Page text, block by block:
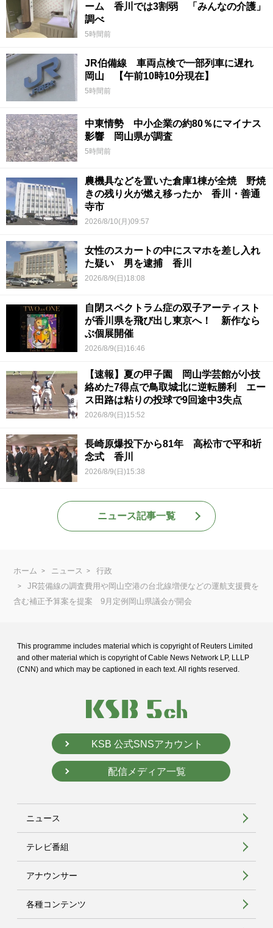
ーム 香川では3割弱 「みんなの介護」
調べ
5時間前
JR伯備線 車両点検で一部列車に遅れ
岡山 【午前10時10分現在】
5時間前
中東情勢 中小企業の約80％にマイナス
影響 岡山県が調査
5時間前
農機具などを置いた倉庫1棟が全焼 野焼
きの残り火が燃え移ったか 香川・善通
寺市
2026/8/10(月)09:57
女性のスカートの中にスマホを差し入れ
た疑い 男を逮捕 香川
2026/8/9(日)18:08
自閉スペクトラム症の双子アーティスト
が香川県を飛び出し東京へ！ 新作なら
ぶ個展開催
2026/8/9(日)16:46
【速報】夏の甲子園 岡山学芸館が小技
絡めた7得点で鳥取城北に逆転勝利 エー
ス田路は粘りの投球で9回途中3失点
2026/8/9(日)15:52
長崎原爆投下から81年 高松市で平和祈
念式 香川
2026/8/9(日)15:38
ニュース記事一覧
ホーム ニュース
行政
JR芸備線の調査費用や岡山空港の台北線増便などの運航支援費を
含む補正予算案を提案 9月定例岡山県議会が開会
This programme includes material which is copyright of Reuters Limited
and other material which is copyright of Cable News Network LP, LLLP
(CNN) and which may be captioned in each text. All rights reserved.
KSB 公式SNSアカウント
配信メディア一覧
ニュース
テレビ番組
アナウンサー
各種コンテンツ